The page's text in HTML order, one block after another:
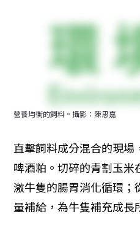
營養均衡的飼料。攝影：陳思嘉
直擊飼料成分混合的現場
啤酒粕。切碎的青割玉
激牛隻的腸胃消化循環
量補給，為牛隻補充成長